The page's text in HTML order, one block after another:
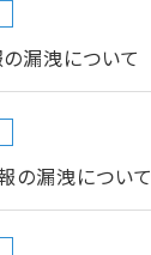
漏洩について
の漏洩について